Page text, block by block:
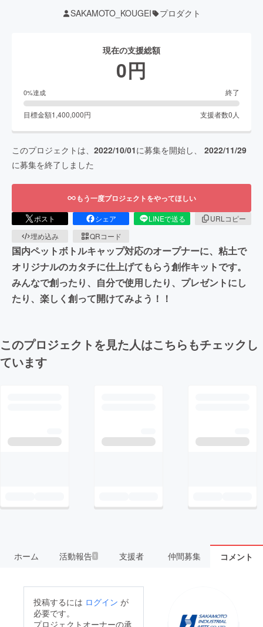
SAKAMOTO_KOUGEI プロダクト
現在の支援総額
0円
0%達成 終了
目標金額1,400,000円 支援者数0 人
このプロジェクトは、 2022/10/01に募集を開始し、 2022/11/29
に募集を終了しました
もう一度プロジェクトをやってほしい
ポスト シェア LINEで送る
URLコピー
埋め込み
QRコード
国内ペットボトルキャップ対応のオープナーに、粘土で
オリジナルのカタチに仕上げてもらう創作キットです。
みんなで創ったり、自分で使用したり、プレゼントにし
たり、楽しく創って開けてみよう！！
このプロジェクトを見た人はこちらもチェックし
ています
ホーム 活動報告1 支援者 仲間募集 コメント
投稿するには ログイン が
必要です。
プロジェクトオーナーの承